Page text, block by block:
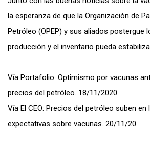
la esperanza de que la Organización de
Petróleo (OPEP) y sus aliados postergue
producción y el inventario pueda
Vía Portafolio: Optimismo por vacunas
precios del petróleo. 18/11/2020
Vía El CEO: Precios del petróleo suben
expectativas sobre vacunas. 20/11/20